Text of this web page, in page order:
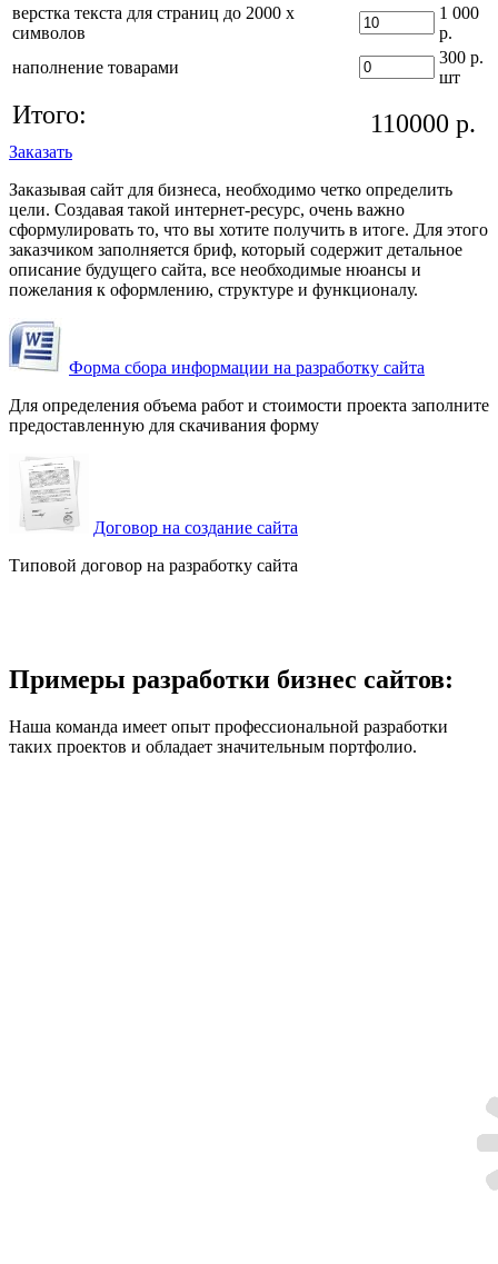
верстка текста для страниц до 2000 х
символов
1 000
р.
наполнение товарами
300 р.
шт
Итого: 110000 р.
Заказать
Заказывая сайт для бизнеса, необходимо четко определить
цели. Создавая такой интернет-ресурс, очень важно
сформулировать то, что вы хотите получить в итоге. Для этого
заказчиком заполняется бриф, который содержит детальное
описание будущего сайта, все необходимые нюансы и
пожелания к оформлению, структуре и функционалу.
Форма сбора информации на разработку сайта
Для определения объема работ и стоимости проекта заполните
предоставленную для скачивания форму
Договор на создание сайта
Типовой договор на разработку сайта
Примеры разработки бизнес сайтов:
Наша команда имеет опыт профессиональной разработки
таких проектов и обладает значительным портфолио.